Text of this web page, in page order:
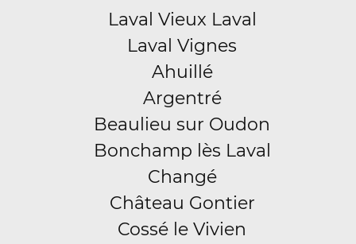
Laval Vieux Laval
Laval Vignes
Ahuillé
Argentré
Beaulieu sur Oudon
Bonchamp lès Laval
Changé
Château Gontier
Cossé le Vivien